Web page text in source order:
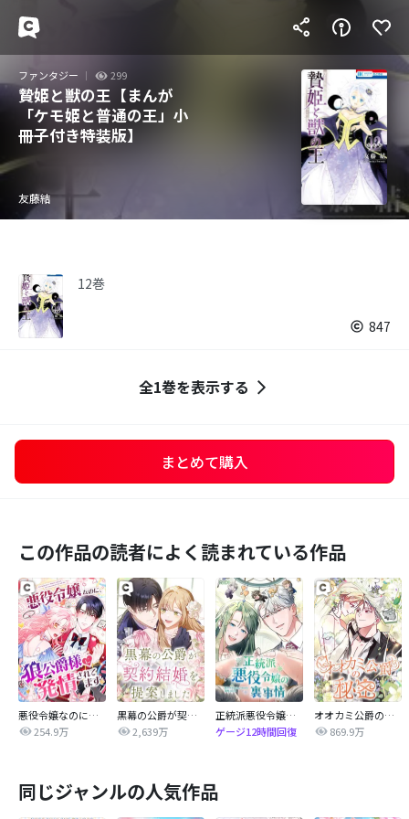
ファンタジー 299
贄姫と獣の王【まんが
「ケモ姫と普通の王」小
冊子付き特装版】
友藤結
12巻
847
全1巻を表示する
まとめて購入
この作品の読者によく読まれている作品
悪役令嬢なのに、狼公爵様に発情されてます
254.9万
黒幕の公爵が契約結婚を提案しました
2,639万
正統派悪役令嬢の裏事情
ゲージ12時間回復
オオカミ公爵の秘密
869.9万
同じジャンルの人気作品